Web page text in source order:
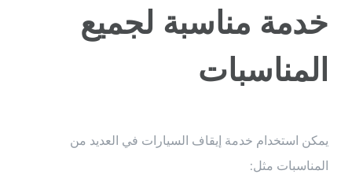
خدمة مناسبة لجميع
المناسبات
يمكن استخدام خدمة إيقاف السيارات في العديد من
المناسبات مثل: